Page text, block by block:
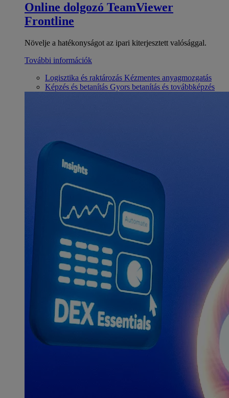
Online dolgozó TeamViewer
Frontline
Növelje a hatékonyságot az ipari kiterjesztett valósággal.
További információk
Logisztika és raktározás Kézmentes anyagmozgatás
Képzés és betanítás Gyors betanítás és továbbképzés